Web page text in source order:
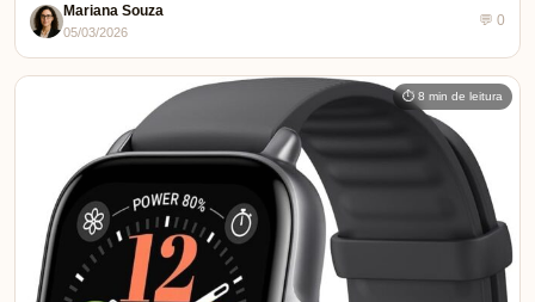
Mariana Souza
05/03/2026
💬 0
⏱ 8 min de leitura